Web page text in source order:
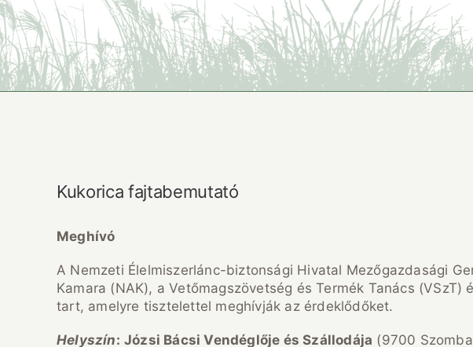
Kukorica fajtabemutató
Meghívó
A Nemzeti Élelmiszerlánc-biztonsági Hivatal Mezőgazdasági
Kamara (NAK), a Vetőmagszövetség és Termék Tanács
tart, amelyre tisztelettel meghívják az érdeklődőket.
Helyszín: Józsi Bácsi Vendéglője és Szállodája (9700